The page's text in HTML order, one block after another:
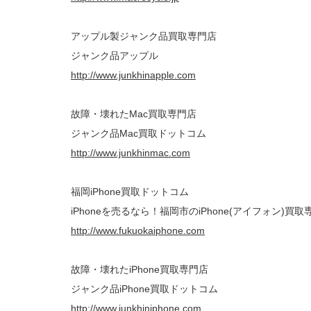
アップル製ジャンク品買取専門店
ジャンク品アップル
http://www.junkhinapple.com
故障・壊れたMac買取専門店
ジャンク品Mac買取ドットコム
http://www.junkhinmac.com
福岡iPhone買取ドットコム
iPhoneを売るなら！福岡市のiPhone(アイフォン)買取
http://www.fukuokaiphone.com
故障・壊れたiPhone買取専門店
ジャンク品iPhone買取ドットコム
http://www.junkhiniphone.com